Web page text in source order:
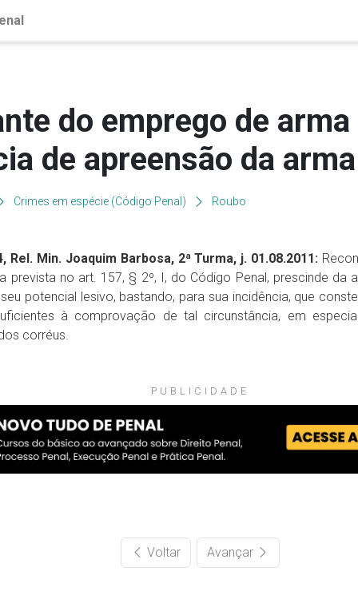
do emprego de arma
de apreensão da arma
Crimes em espécie (Código Penal) Roubo
Rel. Min. Joaquim Barbosa, 2ª Turma, j. 01.08.2011:
prevista no art. 157, § 2º, I, do Código Penal, prescinde da
potencial lesivo, bastando, para sua incidência, que
à comprovação de tal circunstância, em
corréus.
PUBLICIDADE
Voltar Avançar